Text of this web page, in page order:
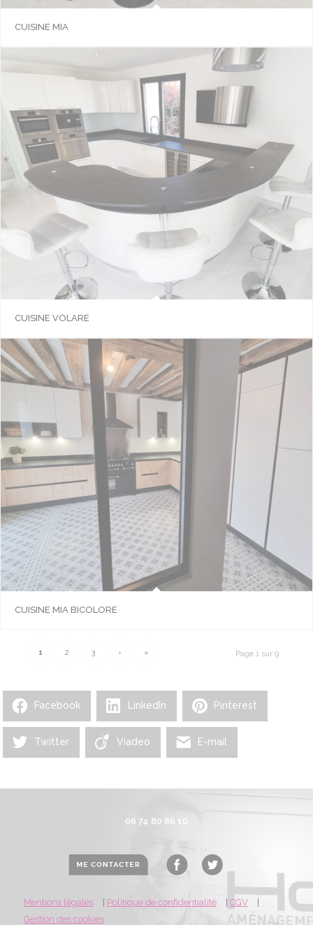
CUISINE MIA
CUISINE VOLARE
CUISINE MIA BICOLORE
Page 1 sur 9
1 2 3 › »
Facebook LinkedIn Pinterest
Twitter Viadeo E-mail
06 74 80 86 10
Mentions légales Politique de confidentialité CGV
Gestion des cookies